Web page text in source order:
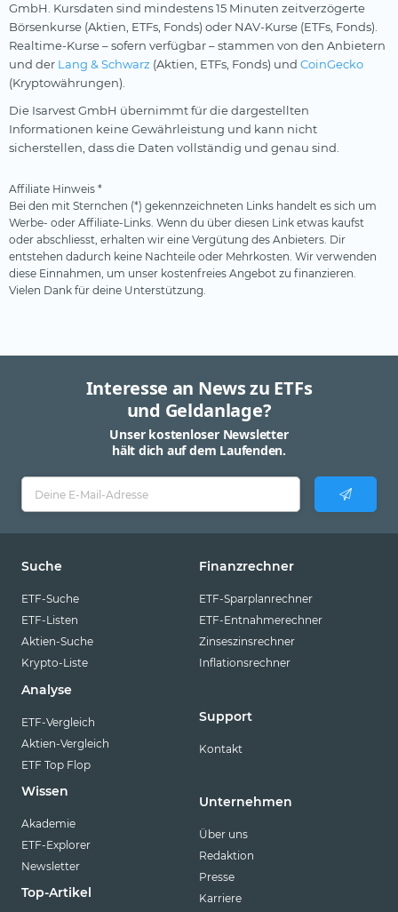
GmbH. Kursdaten sind mindestens 15 Minuten zeitverzögerte
Börsenkurse (Aktien, ETFs, Fonds) oder NAV-Kurse (ETFs, Fonds).
Realtime-Kurse – sofern verfügbar – stammen von den Anbietern
und der Lang & Schwarz (Aktien, ETFs, Fonds) und CoinGecko
(Kryptowährungen).
Die Isarvest GmbH übernimmt für die dargestellten
Informationen keine Gewährleistung und kann nicht
sicherstellen, dass die Daten vollständig und genau sind.
Affiliate Hinweis *
Bei den mit Sternchen (*) gekennzeichneten Links handelt es sich um
Werbe- oder Affiliate-Links. Wenn du über diesen Link etwas kaufst
oder abschliesst, erhalten wir eine Vergütung des Anbieters. Dir
entstehen dadurch keine Nachteile oder Mehrkosten. Wir verwenden
diese Einnahmen, um unser kostenfreies Angebot zu finanzieren.
Vielen Dank für deine Unterstützung.
Interesse an News zu ETFs
und Geldanlage?
Unser kostenloser Newsletter
hält dich auf dem Laufenden.
Suche
ETF-Suche
ETF-Listen
Aktien-Suche
Krypto-Liste
Analyse
ETF-Vergleich
Aktien-Vergleich
ETF Top Flop
Wissen
Akademie
ETF-Explorer
Newsletter
Top-Artikel
Finanzrechner
ETF-Sparplanrechner
ETF-Entnahmerechner
Zinseszinsrechner
Inflationsrechner
Support
Kontakt
Unternehmen
Über uns
Redaktion
Presse
Karriere